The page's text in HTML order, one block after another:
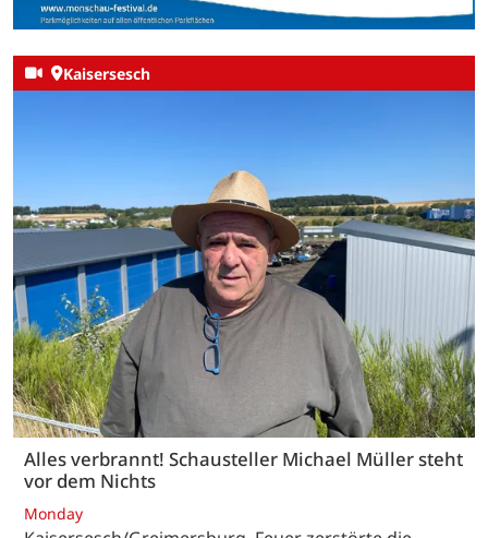
Kaisersesch
Alles verbrannt! Schausteller Michael Müller steht
vor dem Nichts
Monday